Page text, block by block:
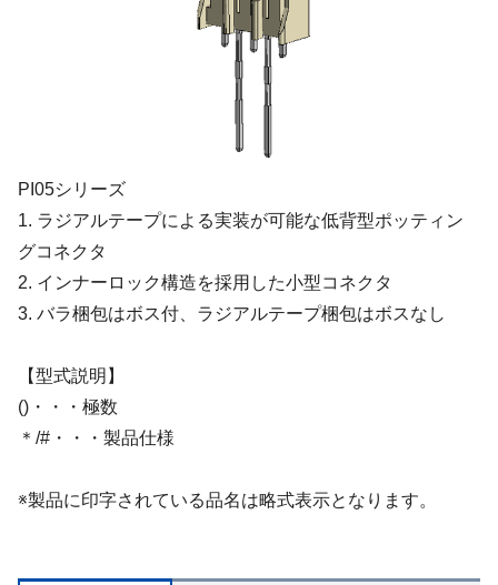
PI05シリーズ
1. ラジアルテープによる実装が可能な低背型ポッティン
グコネクタ
2. インナーロック構造を採用した小型コネクタ
3. バラ梱包はボス付、ラジアルテープ梱包はボスなし
【型式説明】
()・・・極数
＊/#・・・製品仕様
※製品に印字されている品名は略式表示となります。